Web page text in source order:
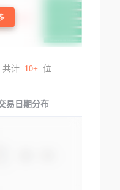
共计 10+ 位
易日期分布